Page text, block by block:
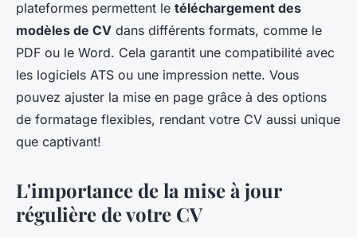
plateformes permettent le téléchargement des
modèles de CV dans différents formats, comme le
PDF ou le Word. Cela garantit une compatibilité avec
les logiciels ATS ou une impression nette. Vous
pouvez ajuster la mise en page grâce à des options
de formatage flexibles, rendant votre CV aussi unique
que captivant!
L'importance de la mise à jour
régulière de votre CV